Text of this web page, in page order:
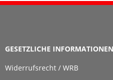
GESETZLICHE INFORMATIONEN
Widerrufsrecht / WRB